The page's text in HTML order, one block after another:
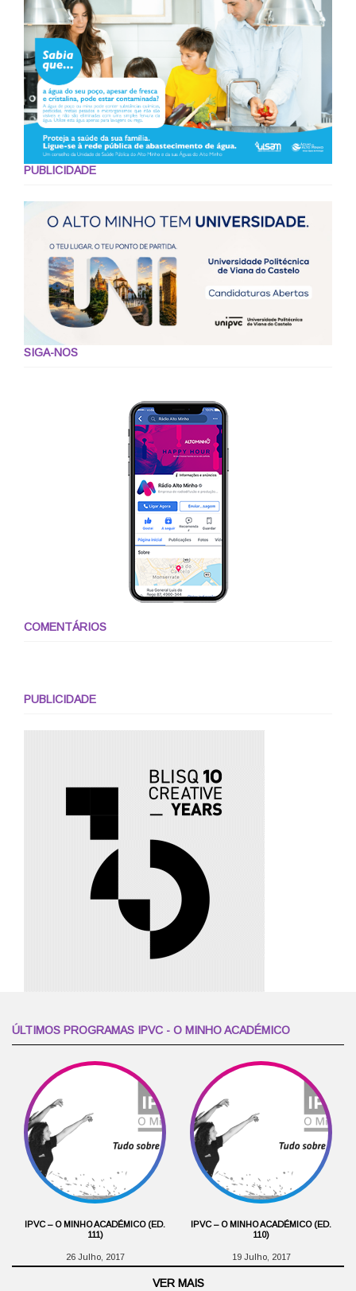
PUBLICIDADE
SIGA-NOS
COMENTÁRIOS
PUBLICIDADE
ÚLTIMOS PROGRAMAS IPVC - O MINHO ACADÉMICO
IPVC – O MINHO ACADÉMICO (ED.
111)
26 Julho, 2017
IPVC – O MINHO ACADÉMICO (ED.
110)
19 Julho, 2017
VER MAIS